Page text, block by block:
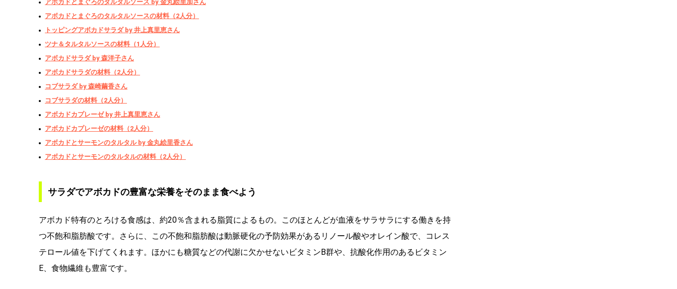
アボカドとまぐろのタルタルソース by 金丸絵里加さん
アボカドとまぐろのタルタルソースの材料（2人分）
トッピングアボカドサラダ by 井上真里恵さん
ツナ＆タルタルソースの材料（1人分）
アボカドサラダ by 森洋子さん
アボカドサラダの材料（2人分）
コブサラダ by 森崎繭香さん
コブサラダの材料（2人分）
アボカドカプレーゼ by 井上真里恵さん
アボカドカプレーゼの材料（2人分）
アボカドとサーモンのタルタル by 金丸絵里香さん
アボカドとサーモンのタルタルの材料（2人分）
サラダでアボカドの豊富な栄養をそのまま食べよう
アボカド特有のとろける食感は、約20％含まれる脂質によるもの。このほとんどが血液をサラサラにする働きを持
つ不飽和脂肪酸です。さらに、この不飽和脂肪酸は動脈硬化の予防効果があるリノール酸やオレイン酸で、コレス
テロール値を下げてくれます。ほかにも糖質などの代謝に欠かせないビタミンB群や、抗酸化作用のあるビタミン
E、食物繊維も豊富です。